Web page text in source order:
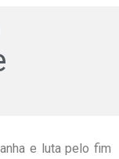
e luta pelo fim